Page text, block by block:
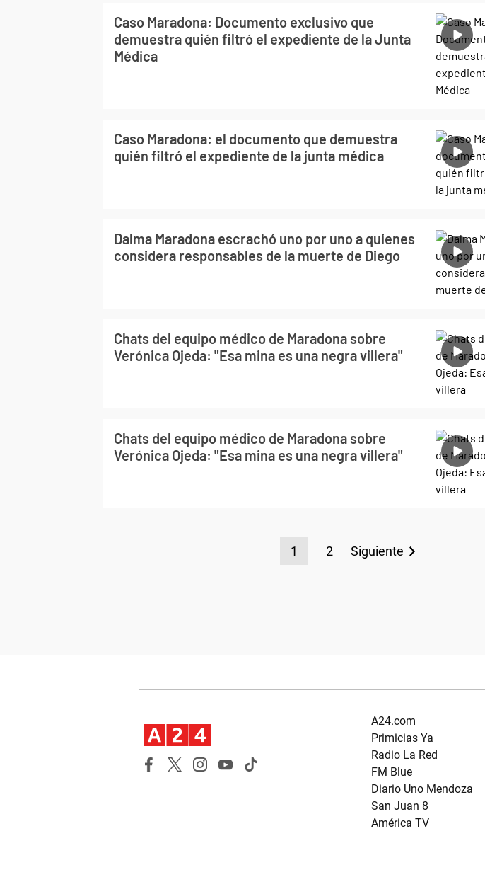
Caso Maradona: Documento exclusivo que
demuestra quién filtró el expediente de la Junta
Médica
Caso Maradona: el documento que demuestra
quién filtró el expediente de la junta médica
Dalma Maradona escrachó uno por uno a quienes
considera responsables de la muerte de Diego
Chats del equipo médico de Maradona sobre
Verónica Ojeda: "Esa mina es una negra villera"
Chats del equipo médico de Maradona sobre
Verónica Ojeda: "Esa mina es una negra villera"
1 2 Siguiente
A24.com
Primicias Ya
Radio La Red
FM Blue
Diario Uno Mendoza
San Juan 8
América TV